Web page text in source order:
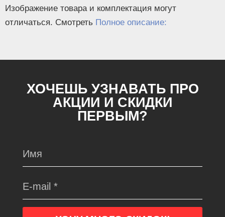
Изображение товара и комплектация могут
отличаться. Смотреть Полное описание:
ХОЧЕШЬ УЗНАВАТЬ ПРО
АКЦИИ И СКИДКИ
ПЕРВЫМ?